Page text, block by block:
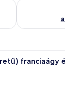
aug. 6 -
A holnapi
szállodai szoba,
franciaágy